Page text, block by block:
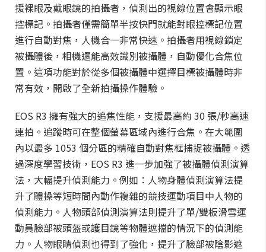
援裸眼及戴眼鏡的拍攝者，偵測出的視線位置會顯示眼
控標記。拍攝者僅需簡單半按快門就能對眼控標記位置
進行自動對焦，人機合一非常快速。拍攝者用視線鎖定
被攝體後，相機還能高效識別被攝體，自動優化合焦位
置。這項功能對於從多個被攝體中選擇目標被攝體時非
常有效，開啟了全新拍攝操作體驗。
EOS R3 擁有強大的追焦性能，支援最高約 30 張/秒高速
連拍。追蹤時可在整個螢幕區域內進行合焦。在大範圍
內以最多 1053 個分區的精確自動對焦框捕捉被攝體。透
過深度學習技術，EOS R3 進一步加強了被攝體偵測演算
法，大幅提升偵測能力。例如：人物身體偵測演算法提
升了體操等短時間內動作複雜的競技運動項目中人物的
偵測能力。人物頭部偵測演算法則提升了單/雙板滑雪運
動員臉部被頭盔或護目鏡等物體遮擋的情況下的偵測能
力。人物眼睛偵測也得到了強化，提升了臉部被陰影遮